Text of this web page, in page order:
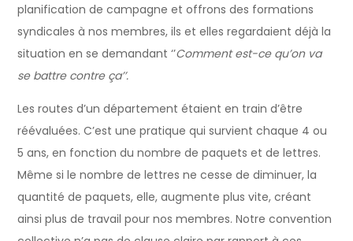
planification de campagne et offrons des formations
syndicales à nos membres, ils et elles regardaient déjà la
situation en se demandant ‘’Comment est-ce qu’on va
se battre contre ça’’.
Les routes d’un département étaient en train d’être
réévaluées. C’est une pratique qui survient chaque 4 ou
5 ans, en fonction du nombre de paquets et de lettres.
Même si le nombre de lettres ne cesse de diminuer, la
quantité de paquets, elle, augmente plus vite, créant
ainsi plus de travail pour nos membres. Notre convention